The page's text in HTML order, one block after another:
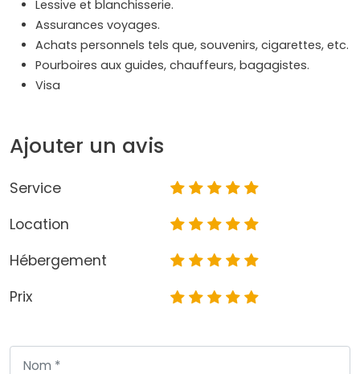
Lessive et blanchisserie.
Assurances voyages.
Achats personnels tels que, souvenirs, cigarettes, etc.
Pourboires aux guides, chauffeurs, bagagistes.
Visa
Ajouter un avis
Service
Location
Hébergement
Prix